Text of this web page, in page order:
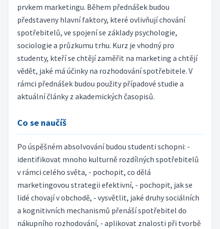
prvkem marketingu. Během přednášek budou
představeny hlavní faktory, které ovlivňují chování
spotřebitelů, ve spojení se základy psychologie,
sociologie a průzkumu trhu. Kurz je vhodný pro
studenty, kteří se chtějí zaměřit na marketing a chtějí
vědět, jaké má účinky na rozhodování spotřebitele. V
rámci přednášek budou použity případové studie a
aktuální články z akademických časopisů.
Co se naučíš
Po úspěšném absolvování budou studenti schopni: -
identifikovat mnoho kulturně rozdílných spotřebitelů
v rámci celého světa, - pochopit, co dělá
marketingovou strategii efektivní, - pochopit, jak se
lidé chovají v obchodě, - vysvětlit, jaké druhy sociálních
a kognitivních mechanismů přenáší spotřebitel do
nákupního rozhodování, - aplikovat znalosti při tvorbě